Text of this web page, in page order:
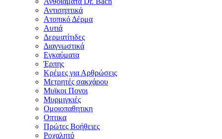
Αντισηπτικά
Ατοπικό Δέρμα
Αυτιά
Δερματίτιδες
Διαγνωστικά
Εγκαύματα
Έρπης
Κρέμες για Αρθρώσεις
Μετρητές σακχάρου
Μυϊκοι Πονοι
Μυρμιγκιές
Ομοιοπαθητικη
Οπτικα
Πρώτες Βοήθειες
Ροχαλητό